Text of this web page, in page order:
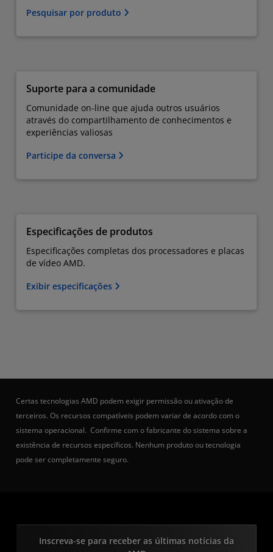
Pesquisar por produto
Suporte para a comunidade
Comunidade on-line que ajuda outros usuários
através do compartilhamento de conhecimentos e
experiências valiosas
Participe da conversa
Especificações de produtos
Especificações completas dos processadores e placas
de vídeo AMD.
Exibir especificações
Certas tecnologias AMD podem exigir permissão ou ativação de
terceiros. Os recursos compatíveis podem variar de acordo com o
sistema operacional. Confirme com o fabricante do sistema sobre a
existência de recursos específicos. Nenhum produto ou tecnologia
pode ser completamente seguro.
Inscreva-se para receber as últimas notícias da